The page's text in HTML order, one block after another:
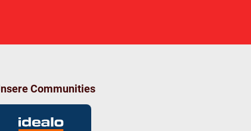
Communities